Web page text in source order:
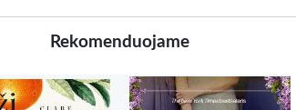
Rekomenduojame